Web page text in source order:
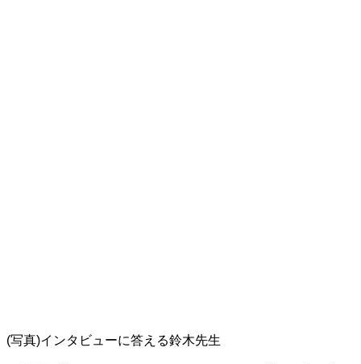
(写真)インタビューに答える鈴木先生